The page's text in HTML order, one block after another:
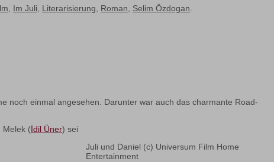
, Im Juli, Literarisierung, Roman, Selim Özdogan.
noch einmal angesehen. Darunter war auch das charmante Road-
Juli und Daniel (c) Universum Film Home
Entertainment
Melek (İdil Üner) sei